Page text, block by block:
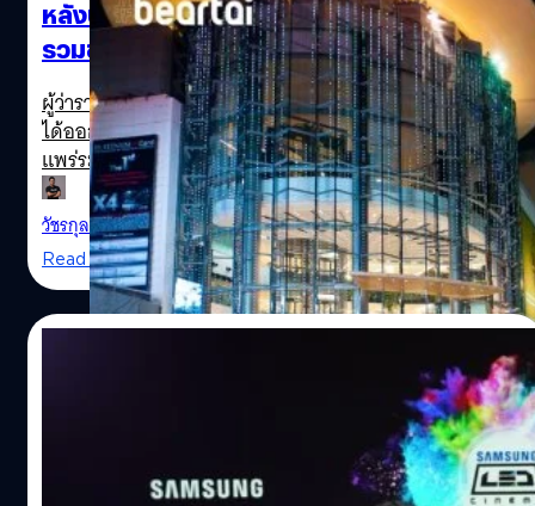
The Siam Paragon shopping center in Bangkok is
หลังประกาศปิดห้างในกทม. ลด Covid-19 เรา
รวมข้อมูลให้แล้วว่าส่วนไหนยังเปิดให้บริการ
ตามปกติ!
ผู้ว่าราชการกรุงเทพมหานาคร พลตำรวจเอก อัศวิน ขวัญเมือง
ได้ออกมาประกาศอย่างเป็นทางการถึงการปิดสถานที่เสี่ยง
แพร่ระบาดเชื้อ Covid-19 เพิ่มเติม (อ่านรายละเอียด) รวมถึง
ห้างสรรพสินค้าด้วย (ยกเว้นซูเปอร์มาร์เก็ต) ซึ่งแต่ละห้าง
สรรพสินค้าก็ได้ออกจดหมายอย่างเป็นทางการถึงบริเวณที่จะ
มีการปิด และบริเวณที่ยังเปิดทำการปกติ เซ็นทรัลกรุ๊ป
เซ็นทรัลกรุ๊ปประกาศปิดบริการศูนย์การค้า 9 สาขาใน
กรุงเทพฯ ชั่วคราว ได้แก่ เซ็นทรัลเวิลด์ เซ็นทรัลพลาซา
ลาดพร้าว เซ็นทรัลพลาซา ปิ่นเกล้า เซ็นทรัลพลาซา
รามอินทรา เซ็นทรัลพลาซา บางนา เซ็นทรัลพลาซา พระราม 2
เซ็นทรัลพลาซา พระราม 3 เซ็นทรัลพลาซา แกรนด์ พระราม 9
เซ็นทรัลเฟสติวัล อีสต์วิลล์ มีผลตั้งแต่วันที่ 22 มีนาคม ถึง 12
เมษายน 2563 (สำหรับศูนย์การค้านอกเขตกรุงเทพมหานคร
ยังคงเปิดให้บริการตามปกติ) ทั้งนี้ ยกเว้นเฉพาะบริเวณชั้นซู
วัชรกุล พัฒนาประทีป| 2329 days ago
Read More
ซัมซุง จับมือ เมเจอร์ ซีนีเพล็กซ์ เปิดตัวโรง
ภาพยนตร์ “Samsung LED Cinema” ใช้จอ
LED Screen แห่งที่ 2 ของโลก
บริษัท ไทยซัมซุง อิเลคโทรนิคส์ จํากัด สานต่อวิสัยทัศน์ “โรง